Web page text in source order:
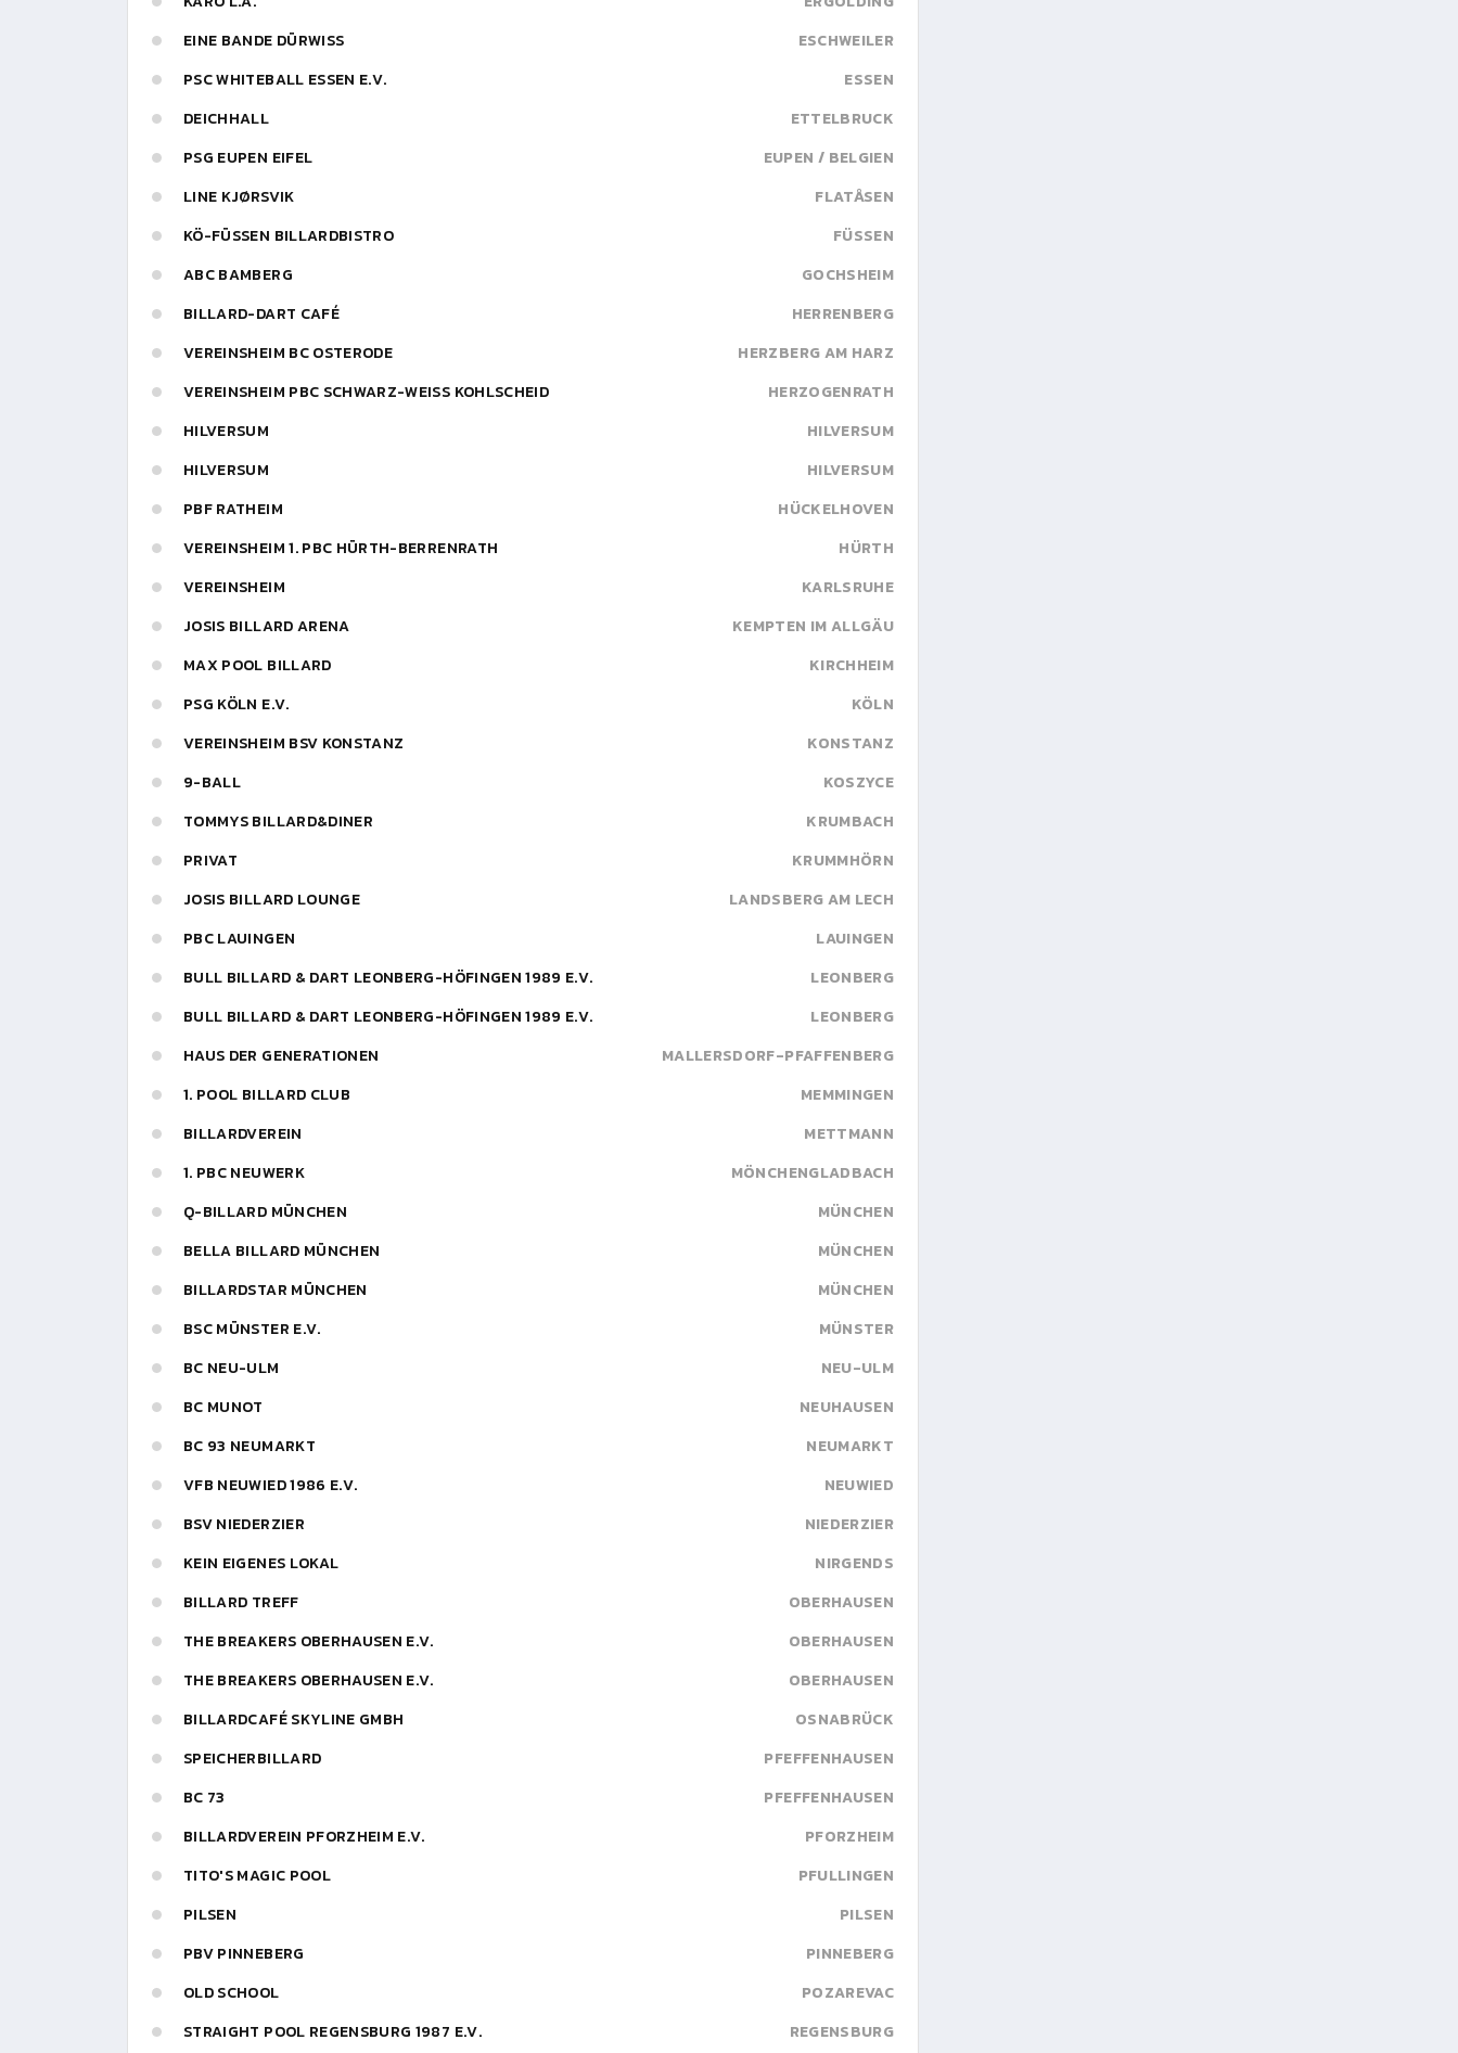
EINE BANDE DÜRWISS
ESCHWEILER
PSC WHITEBALL ESSEN E.V.
ESSEN
DEICHHALL
ETTELBRUCK
PSG EUPEN EIFEL
EUPEN / BELGIEN
LINE KJØRSVIK
FLATÅSEN
KÖ-FÜSSEN BILLARDBISTRO
FÜSSEN
ABC BAMBERG
GOCHSHEIM
BILLARD-DART CAFÉ
HERRENBERG
VEREINSHEIM BC OSTERODE
HERZBERG AM HARZ
VEREINSHEIM PBC SCHWARZ-WEISS KOHLSCHEID
HERZOGENRATH
HILVERSUM
HILVERSUM
HILVERSUM
HILVERSUM
PBF RATHEIM
HÜCKELHOVEN
VEREINSHEIM 1. PBC HÜRTH-BERRENRATH
HÜRTH
VEREINSHEIM
KARLSRUHE
JOSIS BILLARD ARENA
KEMPTEN IM ALLGÄU
MAX POOL BILLARD
KIRCHHEIM
PSG KÖLN E.V.
KÖLN
VEREINSHEIM BSV KONSTANZ
KONSTANZ
9-BALL
KOSZYCE
TOMMYS BILLARD&DINER
KRUMBACH
PRIVAT
KRUMMHÖRN
JOSIS BILLARD LOUNGE
LANDSBERG AM LECH
PBC LAUINGEN
LAUINGEN
BULL BILLARD & DART LEONBERG-HÖFINGEN 1989 E.V.
LEONBERG
BULL BILLARD & DART LEONBERG-HÖFINGEN 1989 E.V.
LEONBERG
HAUS DER GENERATIONEN
MALLERSDORF-PFAFFENBERG
1. POOL BILLARD CLUB
MEMMINGEN
BILLARDVEREIN
METTMANN
1. PBC NEUWERK
MÖNCHENGLADBACH
Q-BILLARD MÜNCHEN
MÜNCHEN
BELLA BILLARD MÜNCHEN
MÜNCHEN
BILLARDSTAR MÜNCHEN
MÜNCHEN
BSC MÜNSTER E.V.
MÜNSTER
BC NEU-ULM
NEU-ULM
BC MUNOT
NEUHAUSEN
BC 93 NEUMARKT
NEUMARKT
VFB NEUWIED 1986 E.V.
NEUWIED
BSV NIEDERZIER
NIEDERZIER
KEIN EIGENES LOKAL
NIRGENDS
BILLARD TREFF
OBERHAUSEN
THE BREAKERS OBERHAUSEN E.V.
OBERHAUSEN
THE BREAKERS OBERHAUSEN E.V.
OBERHAUSEN
BILLARDCAFÉ SKYLINE GMBH
OSNABRÜCK
SPEICHERBILLARD
PFEFFENHAUSEN
BC 73
PFEFFENHAUSEN
BILLARDVEREIN PFORZHEIM E.V.
PFORZHEIM
TITO'S MAGIC POOL
PFULLINGEN
PILSEN
PILSEN
PBV PINNEBERG
PINNEBERG
OLD SCHOOL
POZAREVAC
STRAIGHT POOL REGENSBURG 1987 E.V.
REGENSBURG